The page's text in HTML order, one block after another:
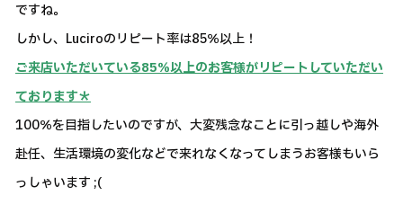
ですね。
しかし、Luciroのリピート率は85％以上！
ご来店いただいている85％以上のお客様がリピートしていただい
ております＊
100％を目指したいのですが、大変残念なことに引っ越しや海外
赴任、生活環境の変化などで来れなくなってしまうお客様もいら
っしゃいます ;(